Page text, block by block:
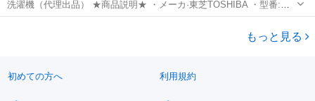
洗濯機（代理出品） ★商品説明★ ・メーカ·東芝TOSHIBA ・型番:
AW-60 GE(W) ・サイズ: 幅566mm×奥行534mm×高さ890mm ・容量:
もっと見る
初めての方へ 利用規約